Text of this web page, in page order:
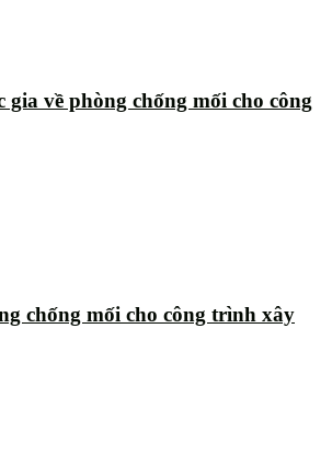
gia về phòng chống mối cho công
chống mối cho công trình xây